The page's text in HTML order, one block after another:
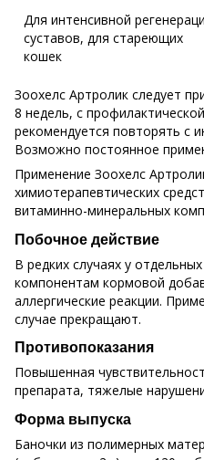
Для интенсивной
суставов, для стареющих
кошек
Зоохелс Артролик следует
8 недель, с
рекомендуется повторять с
Возможно постоянное
Применение Зоохелс
химиотерапевтических
витаминно-минеральных
Побочное действие
В редких случаях у
компонентам кормовой
аллергические реакции.
случае прекращают.
Противопоказания
Повышенная
препарата, тяжелые
Форма выпуска
Баночки из полимерных